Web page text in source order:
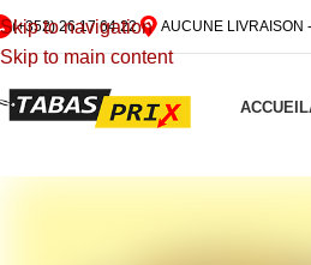
Skip to navigation
Skip to main content
(+352) 26 17 64 22 AUCUNE LIVRAISON
ACCUEIL